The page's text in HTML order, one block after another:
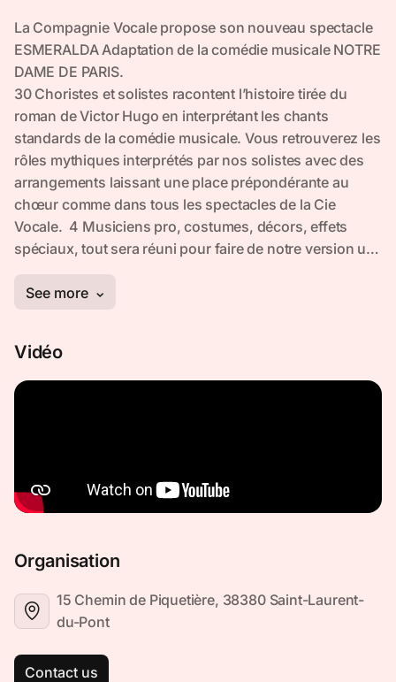
Vidéo
Organisation
15 Chemin de Piquetière, 38380 Saint-Laurent-
du-Pont
Contact us